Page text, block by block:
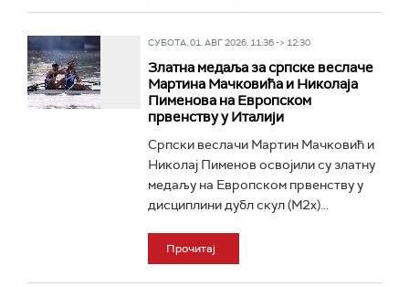
СУБОТА, 01. АВГ 2026, 11:36 -> 12:30
Златна медаља за српске веслаче
Мартина Мачковића и Николаја
Пименова на Европском
првенству у Италији
Српски веслачи Мартин Мачковић и
Николај Пименов освојили су златну
медаљу на Европском првенству у
дисциплини дубл скул (М2x)...
Прочитај